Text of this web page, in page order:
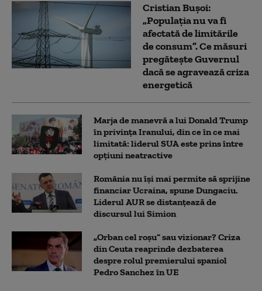
Cristian Bușoi:
„Populația nu va fi
afectată de limitările
de consum”. Ce măsuri
pregătește Guvernul
dacă se agravează criza
energetică
Marja de manevră a lui Donald Trump
în privința Iranului, din ce în ce mai
limitată: liderul SUA este prins între
opțiuni neatractive
România nu își mai permite să sprijine
financiar Ucraina, spune Dungaciu.
Liderul AUR se distanțează de
discursul lui Simion
„Orban cel roșu” sau vizionar? Criza
din Ceuta reaprinde dezbaterea
despre rolul premierului spaniol
Pedro Sanchez în UE